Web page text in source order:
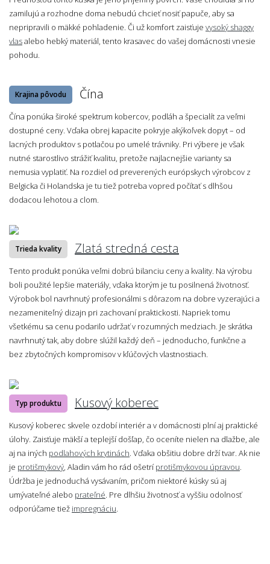
zamilujú a rozhodne doma nebudú chcieť nosiť papuče, aby sa
nepripravili o mäkké pohladenie. Či už komfort zaisťuje vysoký shaggy
vlasalebo hebký materiál, tento krasavec do vašej domácnosti vnesie
pohodu.
Krajina pôvodu Čína
Čína ponúka široké spektrum kobercov, podláh a špecialít za veľmi
dostupné ceny. Vďaka obrej kapacite pokryje akýkoľvek dopyt – od
lacných produktov s potlačou po umelé trávniky. Pri výbere je však
nutné starostlivo strážiť kvalitu, pretože najlacnejšie varianty sa
nemusia vyplatiť. Na rozdiel od preverených európskych výrobcov z
Belgicka či Holandska je tu tiež potreba vopred počítať s dlhšou
dodacou lehotou a clom.
Trieda kvality Zlatá stredná cesta
Tento produkt ponúka veľmi dobrú bilanciu ceny a kvality. Na výrobu
boli použité lepšie materiály, vďaka ktorým je tu posilnená životnosť.
Výrobok bol navrhnutý profesionálmi s dôrazom na dobre vyzerajúci a
nezameniteľný dizajn pri zachovaní praktickosti. Napriek tomu
všetkému sa cenu podarilo udržať v rozumných medziach. Je skrátka
navrhnutý tak, aby dobre slúžil každý deň – jednoducho, funkčne a
bez zbytočných kompromisov v kľúčových vlastnostiach.
Typ produktu Kusový koberec
Kusový koberec skvele ozdobí interiér a v domácnosti plní aj praktické
úlohy. Zaisťuje mäkší a teplejší došľap, čo oceníte nielen na dlažbe, ale
aj na iných podlahových krytinách . Vďaka obšitiu dobre drží tvar. Ak nie
je protišmykový , Aladin vám ho rád ošetríprotišmykovou úpravou
Údržba je jednoduchá vysávaním, pričom niektoré kúsky sú aj
umývateľné alebo prateľné . Pre dlhšiu životnosť a vyššiu odolnosť
odporúčame tiež impregnáciu